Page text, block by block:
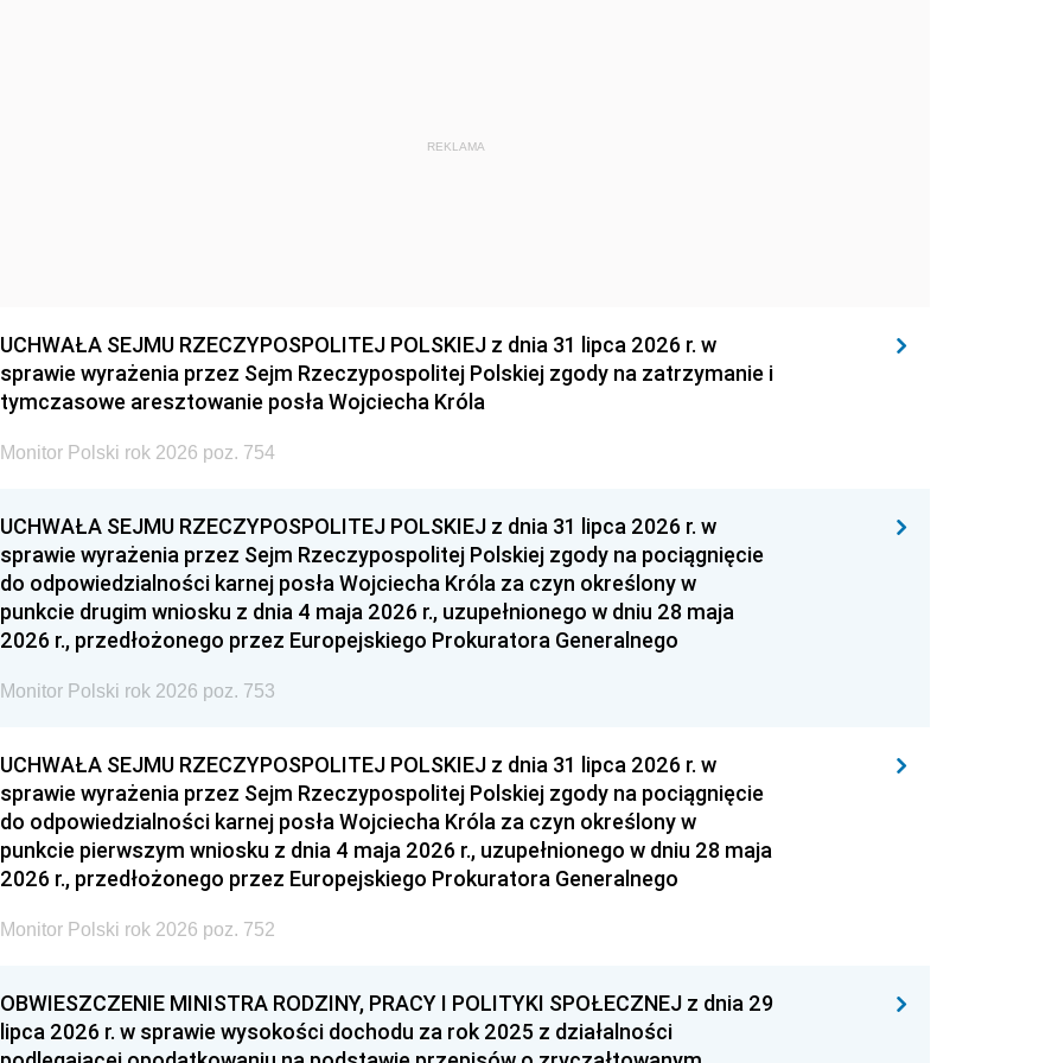
REKLAMA
UCHWAŁA SEJMU RZECZYPOSPOLITEJ POLSKIEJ z dnia 31 lipca 2026 r. w
sprawie wyrażenia przez Sejm Rzeczypospolitej Polskiej zgody na zatrzymanie i
tymczasowe aresztowanie posła Wojciecha Króla
Monitor Polski rok 2026 poz. 754
UCHWAŁA SEJMU RZECZYPOSPOLITEJ POLSKIEJ z dnia 31 lipca 2026 r. w
sprawie wyrażenia przez Sejm Rzeczypospolitej Polskiej zgody na pociągnięcie
do odpowiedzialności karnej posła Wojciecha Króla za czyn określony w
punkcie drugim wniosku z dnia 4 maja 2026 r., uzupełnionego w dniu 28 maja
2026 r., przedłożonego przez Europejskiego Prokuratora Generalnego
Monitor Polski rok 2026 poz. 753
UCHWAŁA SEJMU RZECZYPOSPOLITEJ POLSKIEJ z dnia 31 lipca 2026 r. w
sprawie wyrażenia przez Sejm Rzeczypospolitej Polskiej zgody na pociągnięcie
do odpowiedzialności karnej posła Wojciecha Króla za czyn określony w
punkcie pierwszym wniosku z dnia 4 maja 2026 r., uzupełnionego w dniu 28 maja
2026 r., przedłożonego przez Europejskiego Prokuratora Generalnego
Monitor Polski rok 2026 poz. 752
OBWIESZCZENIE MINISTRA RODZINY, PRACY I POLITYKI SPOŁECZNEJ z dnia 29
lipca 2026 r. w sprawie wysokości dochodu za rok 2025 z działalności